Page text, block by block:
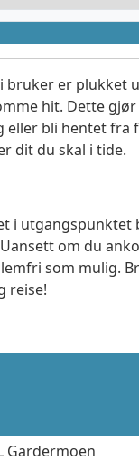
er plukket
hit. Dette
bli hentet fra
dit du skal i tide.
utgangspunktet
om du
som mulig.
reise!